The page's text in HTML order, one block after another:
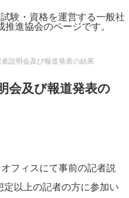
験・資格を運営する一般社
推進協会のページです。
説明会及び報道発表の結果
会及び報道発表の
フィスにて事前の記者説
以上の記者の方に参加い